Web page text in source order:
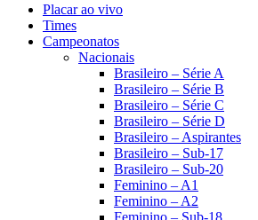
Placar ao vivo
Times
Campeonatos
Nacionais
Brasileiro – Série A
Brasileiro – Série B
Brasileiro – Série C
Brasileiro – Série D
Brasileiro – Aspirantes
Brasileiro – Sub-17
Brasileiro – Sub-20
Feminino – A1
Feminino – A2
Feminino – Sub-18